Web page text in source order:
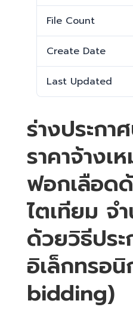
File Count
Create Date
Last Updated
ร่างประกา
ราคาจ้างเ
ฟอกเลือด
ไตเทียม จ
ด้วยวิธีประ
อิเล็กทรอ
bidding)